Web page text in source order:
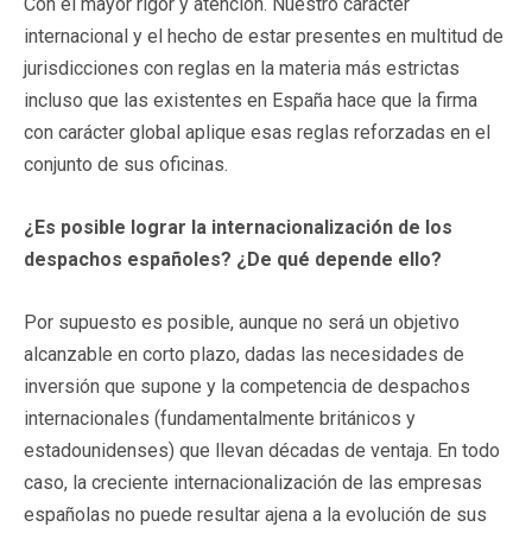
internacional y el hecho de estar presentes en multitud de
jurisdicciones con reglas en la materia más estrictas
incluso que las existentes en España hace que la firma
con carácter global aplique esas reglas reforzadas en el
conjunto de sus oficinas.
¿Es posible lograr la internacionalización de los
despachos españoles? ¿De qué depende ello?
Por supuesto es posible, aunque no será un objetivo
alcanzable en corto plazo, dadas las necesidades de
inversión que supone y la competencia de despachos
internacionales (fundamentalmente británicos y
estadounidenses) que llevan décadas de ventaja. En todo
caso, la creciente internacionalización de las empresas
españolas no puede resultar ajena a la evolución de sus